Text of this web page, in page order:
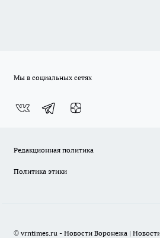
Мы в социальных сетях
Редакционная политика
Политика этики
© vrntimes.ru - Новости Воронежа |